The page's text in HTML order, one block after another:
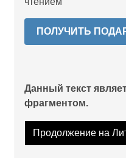
ПОЛУЧИТЬ
Данный текст
фрагментом.
Продолжение на